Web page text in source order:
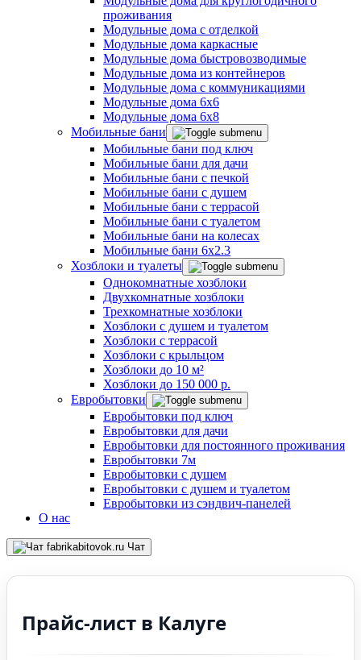
проживания
Модульные дома с отделкой
Модульные дома каркасные
Модульные дома быстровозводимые
Модульные дома из контейнеров
Модульные дома с коммуникациями
Модульные дома 6x6
Модульные дома 6x8
Мобильные бани
Мобильные бани под ключ
Мобильные бани для дачи
Мобильные бани с печкой
Мобильные бани с душем
Мобильные бани с террасой
Мобильные бани с туалетом
Мобильные бани на колесах
Мобильные бани 6х2.3
Хозблоки и туалеты
Однокомнатные хозблоки
Двухкомнатные хозблоки
Трехкомнатные хозблоки
Хозблоки с душем и туалетом
Хозблоки с террасой
Хозблоки с крыльцом
Хозблоки до 10 м²
Хозблоки до 150 000 р.
Евробытовки
Евробытовки под ключ
Евробытовки для дачи
Евробытовки для постоянного проживания
Евробытовки 7м
Евробытовки с душем
Евробытовки с душем и туалетом
Евробытовки из сэндвич-панелей
О нас
Чат
Прайс-лист в Калуге